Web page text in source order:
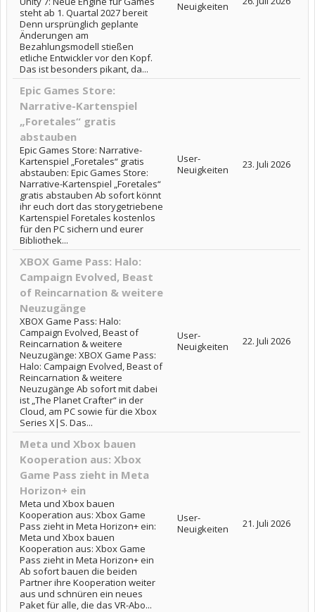
steht ab 1. Quartal 2027 bereit
Denn ursprünglich geplante
Änderungen am
Bezahlungsmodell stießen
etliche Entwickler vor den Kopf.
Das ist besonders pikant, da...
Neuigkeiten
Epic Games Store:
Narrative-Kartenspiel
„Foretales“ gratis
abstauben
Epic Games Store: Narrative-
Kartenspiel „Foretales“ gratis
abstauben: Epic Games Store:
Narrative-Kartenspiel „Foretales“
gratis abstauben Ab sofort könnt
ihr euch dort das storygetriebene
Kartenspiel Foretales kostenlos
für den PC sichern und eurer
Bibliothek...
User-
Neuigkeiten
23. Juli 2026
XBOX Game Pass: Halo:
Campaign Evolved, Beast
of Reincarnation & weitere
Neuzugänge
XBOX Game Pass: Halo:
Campaign Evolved, Beast of
Reincarnation & weitere
Neuzugänge: XBOX Game Pass:
Halo: Campaign Evolved, Beast of
Reincarnation & weitere
Neuzugänge Ab sofort mit dabei
ist „The Planet Crafter“ in der
Cloud, am PC sowie für die Xbox
Series X|S. Das...
User-
Neuigkeiten
22. Juli 2026
Meta und Xbox bauen
Kooperation aus: Xbox
Game Pass zieht in Meta
Horizon+ ein
Meta und Xbox bauen
Kooperation aus: Xbox Game
Pass zieht in Meta Horizon+ ein:
Meta und Xbox bauen
Kooperation aus: Xbox Game
Pass zieht in Meta Horizon+ ein
Ab sofort bauen die beiden
Partner ihre Kooperation weiter
aus und schnüren ein neues
Paket für alle, die das VR-Abo...
User-
Neuigkeiten
21. Juli 2026